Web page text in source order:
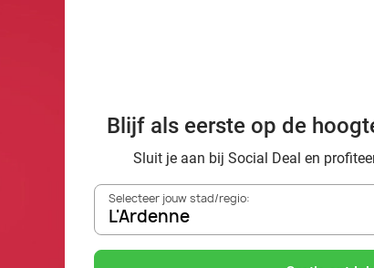
16 tips van
de ideale
Blijf als eerste op de
Sluit je aan bij Social Deal en
Selecteer jouw stad/regio:
L'Ardenne